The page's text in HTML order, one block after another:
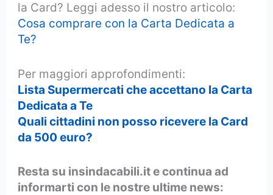
la Card? Leggi adesso il nostro articolo:
Cosa comprare con la Carta Dedicata a
Te?
Per maggiori approfondimenti:
Lista Supermercati che accettano la Carta
Dedicata a Te
Quali cittadini non posso ricevere la Card
da 500 euro?
Resta su insindacabili.it e continua ad
informarti con le nostre ultime news: